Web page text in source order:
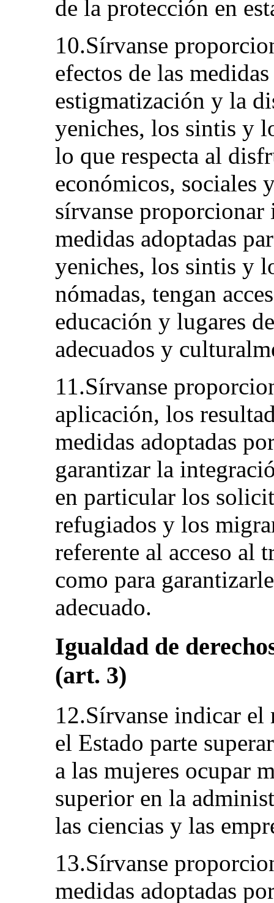
de la protección en
10.Sírvanse
efectos de las
estigmatización y la
yeniches, los sintis y
lo que respecta al
económicos, sociales
sírvanse
medidas adoptadas
yeniches, los sintis y
nómadas, tengan
educación y lugares
adecuados y
11.Sírvanse
aplicación, los
medidas adoptadas
garantizar la
en particular los
refugiados y los
referente al acceso al
como para
adecuado.
Igualdad de
(art. 3)
12.Sírvanse indicar el
el Estado parte
a las mujeres ocupar
superior en la
las ciencias y las
13.Sírvanse
medidas adoptadas